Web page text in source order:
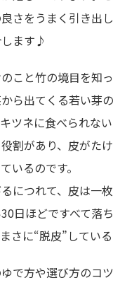
さをうまく引き出
ます♪
こと竹の境目を知
ら出てくる若い芽
ツネに食べられな
割があり、皮がた
いるのです。
につれて、皮は一
日ほどですべて落
さに“脱皮”してい
で方や選び方のコ